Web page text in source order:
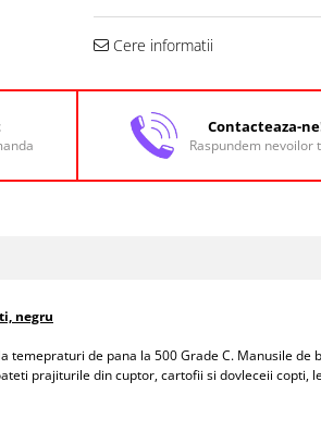
Cere informatii
Contacteaza-
Raspundem nevoilor
negru
temepraturi de pana la 500 Grade C. Manusile
prajiturile din cuptor, cartofii si dovleceii copti,